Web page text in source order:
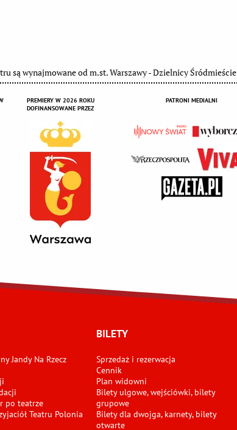
są wynajmowane od m.st. Warszawy - Dzielnicy Śródmieście
PREMIERY W 2026 ROKU
DOFINANSOWANE PRZEZ
PATRONI MEDIALNI
Jandy Na Rzecz
po teatrze
Teatru Polonia
BILETY
Sprzedaż i rezerwacja
Cennik
Plan widowni
Bilety ulgowe, wejściówki, bilety
grupowe
Bilety dla dwojga, karnety, bilety
otwarte